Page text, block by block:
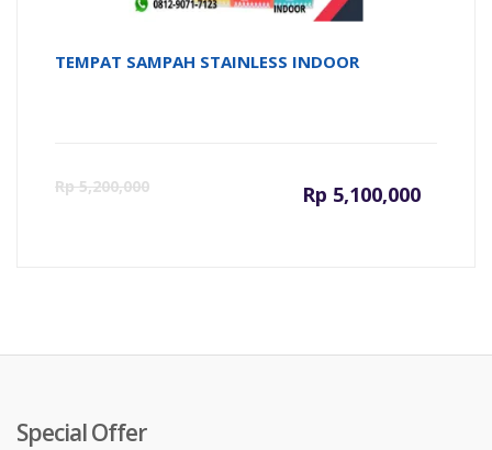
TEMPAT SAMPAH STAINLESS INDOOR
Rp5,200,000 Rp 5,100,000
Harga
adalah:
Special Offer